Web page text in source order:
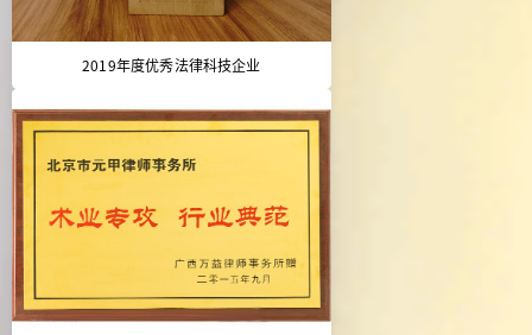
2019年度优秀法律科技企业